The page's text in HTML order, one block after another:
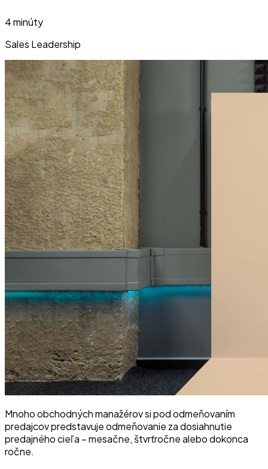
4 minúty
Sales Leadership
Mnoho obchodných manažérov si pod odmeňovaním
predajcov predstavuje odmeňovanie za dosiahnutie
predajného cieľa – mesačne, štvrťročne alebo dokonca
ročne.